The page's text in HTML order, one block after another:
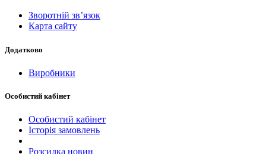
Зворотній зв’язок
Карта сайту
Додатково
Виробники
Особистий кабінет
Особистий кабінет
Історія замовлень
Розсилка новин